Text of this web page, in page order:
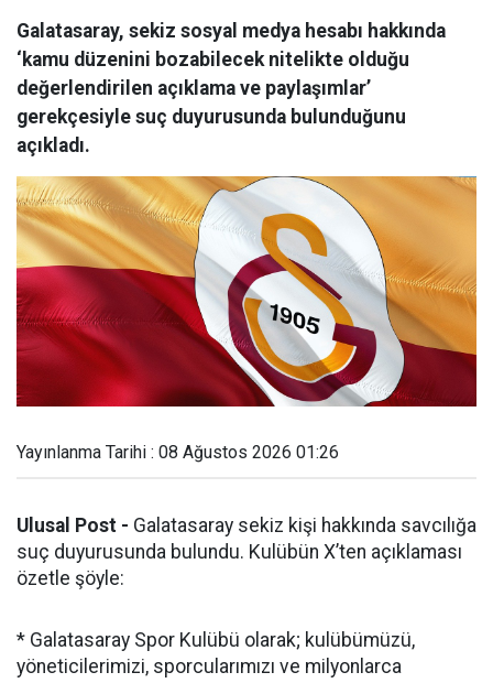
Galatasaray, sekiz sosyal medya hesabı hakkında
‘kamu düzenini bozabilecek nitelikte olduğu
değerlendirilen açıklama ve paylaşımlar’
gerekçesiyle suç duyurusunda bulunduğunu
açıkladı.
Yayınlanma Tarihi : 08 Ağustos 2026 01:26
Ulusal Post - Galatasaray sekiz kişi hakkında savcılığa
suç duyurusunda bulundu. Kulübün X’ten açıklaması
özetle şöyle:
* Galatasaray Spor Kulübü olarak; kulübümüzü,
yöneticilerimizi, sporcularımızı ve milyonlarca